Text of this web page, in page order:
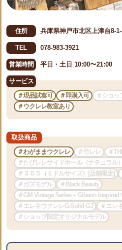
住所 兵庫県神戸市北区上津台8-
TEL 078-983-3921
営業時間 平日・土日 10:00〜21:00
サービス
＃現品試奏可
＃即購入可
＃ショッ
＃ウクレレ教室あり
取扱商品
＃わがままウクレレ
＃竹レレ
＃
＃たびレレサイドホール（ナチュラル
＃３６５（ミドルサイズ）[店舗限定]
＃ガズモデル
＃Black Beauty
＃GM Vintage Series – Gibson Inspired
＃エレキウクレレG-Solid GJ
＃エレ
＃ショップ限定オリジナルモデル